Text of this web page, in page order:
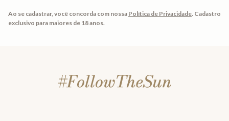
Ao se cadastrar, você concorda com nossa Política de Privacidade. Cadastro
exclusivo para maiores de 18 anos.